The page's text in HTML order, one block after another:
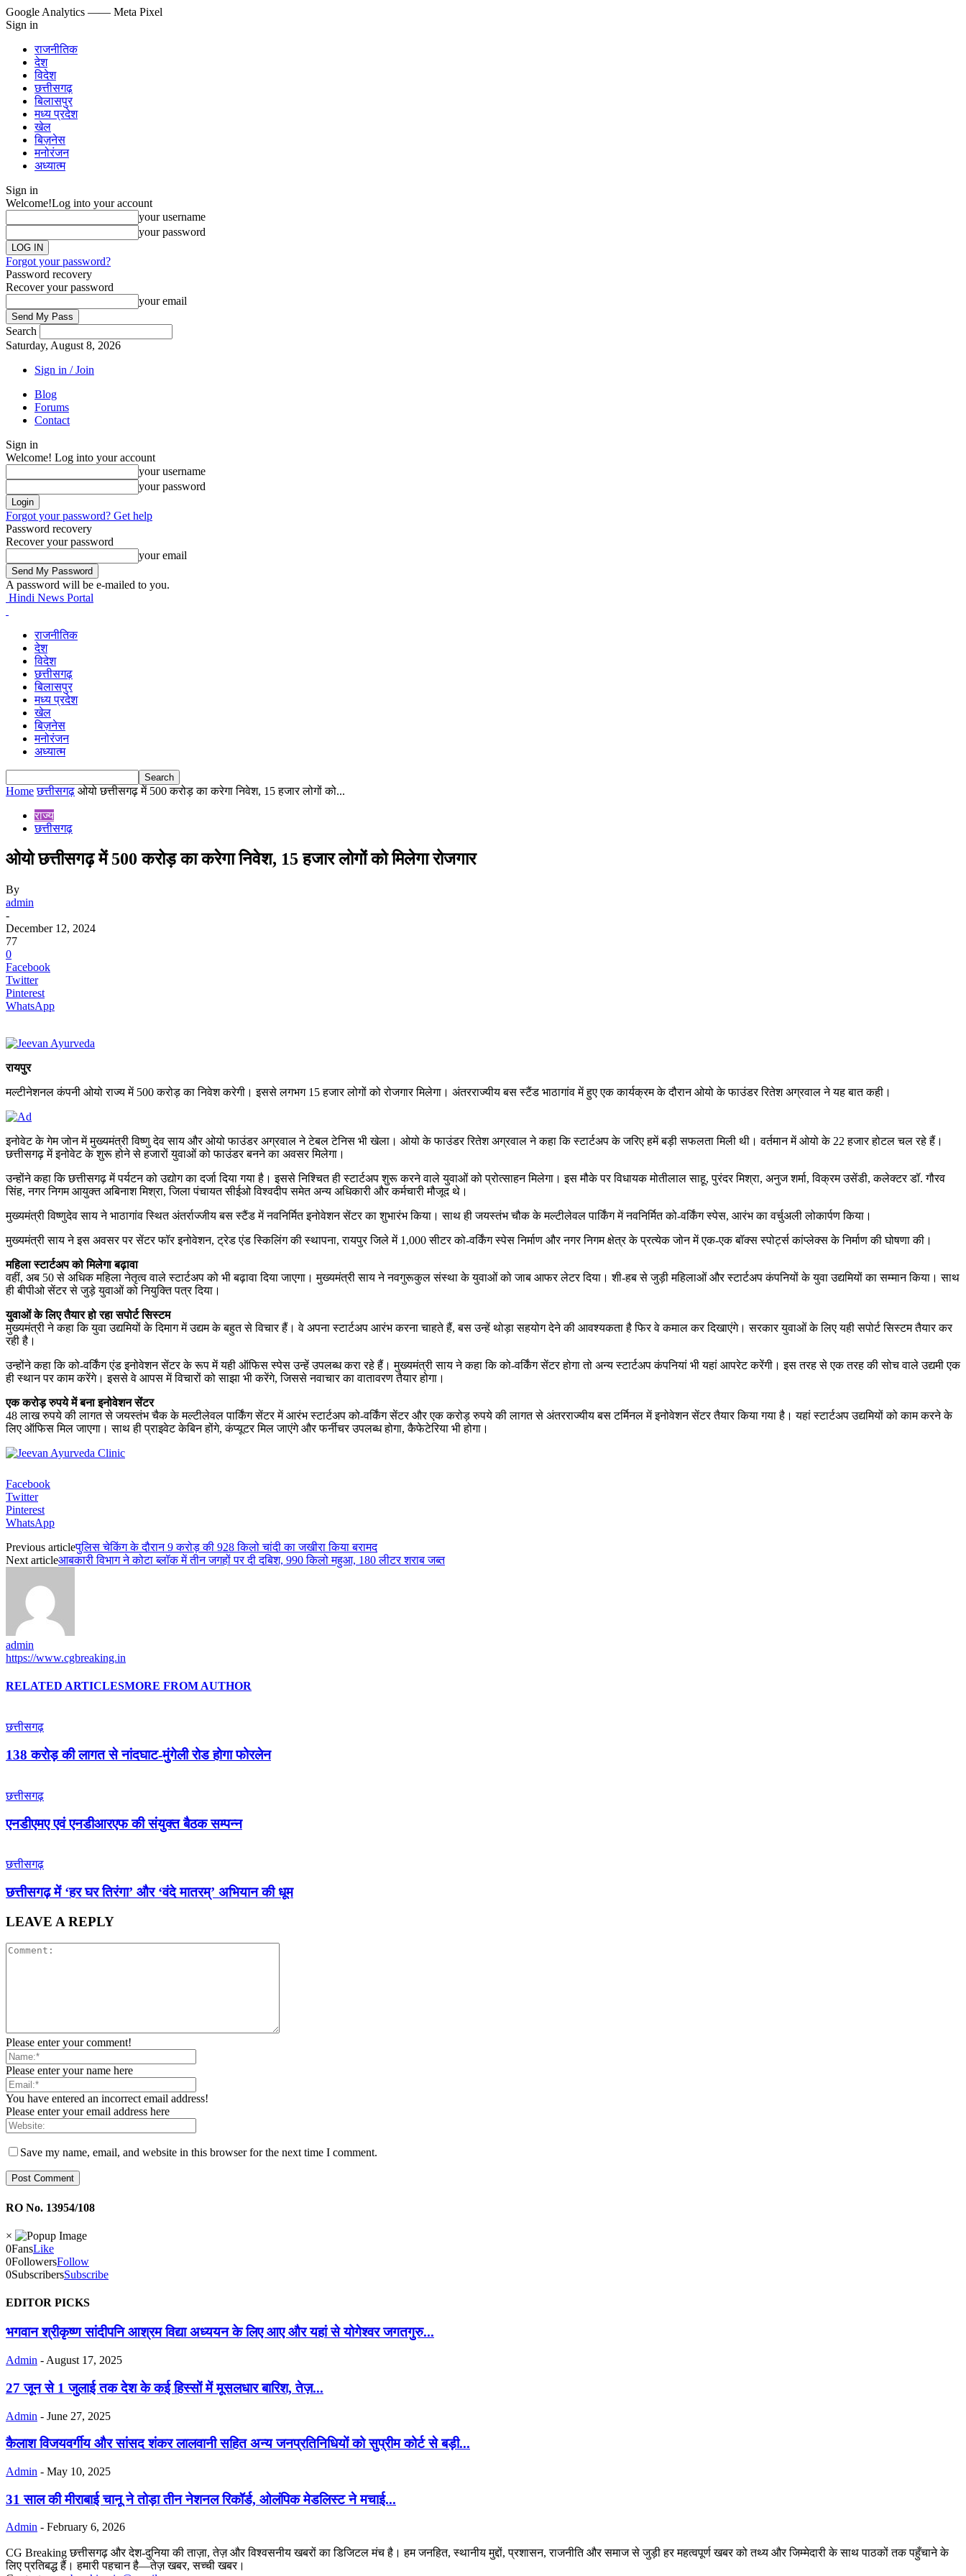
Google Analytics —— Meta Pixel
Sign in
राजनीतिक
देश
विदेश
छत्तीसगढ़
बिलासपुर
मध्य प्रदेश
खेल
बिज़नेस
मनोरंजन
अध्यात्म
Sign in
Welcome!Log into your account
your username
your password
Forgot your password?
Password recovery
Recover your password
your email
Search
Saturday, August 8, 2026
Sign in / Join
Blog
Forums
Contact
Sign in
Welcome! Log into your account
your username
your password
Forgot your password? Get help
Password recovery
Recover your password
your email
A password will be e-mailed to you.
Hindi News Portal
राजनीतिक
देश
विदेश
छत्तीसगढ़
बिलासपुर
मध्य प्रदेश
खेल
बिज़नेस
मनोरंजन
अध्यात्म
Home छत्तीसगढ़ ओयो छत्तीसगढ़ में 500 करोड़ का करेगा निवेश, 15 हजार लोगों को...
राज्य
छत्तीसगढ़
ओयो छत्तीसगढ़ में 500 करोड़ का करेगा निवेश, 15 हजार लोगों को मिलेगा रोजगार
By
admin
-
December 12, 2024
77
0
Facebook
Twitter
Pinterest
WhatsApp
रायपुर
मल्टीनेशनल कंपनी ओयो राज्य में 500 करोड़ का निवेश करेगी। इससे लगभग 15 हजार लोगों को रोजगार मिलेगा। अंतरराज्यीय बस स्टैंड भाठागांव में हुए एक कार्यक्रम के दौरान ओयो के फाउंडर रितेश अग्रवाल ने यह बात कही।
इनोवेट के गेम जोन में मुख्यमंत्री विष्णु देव साय और ओयो फाउंडर अग्रवाल ने टेबल टेनिस भी खेला। ओयो के फाउंडर रितेश अग्रवाल ने कहा कि स्टार्टअप के जरिए हमें बड़ी सफलता मिली थी। वर्तमान में ओयो के 22 हजार होटल चल रहे हैं।
छत्तीसगढ़ में इनोवेट के शुरू होने से हजारों युवाओं को फाउंडर बनने का अवसर मिलेगा।
उन्होंने कहा कि छत्तीसगढ़ में पर्यटन को उद्योग का दर्जा दिया गया है। इससे निश्चित ही स्टार्टअप शुरू करने वाले युवाओं को प्रोत्साहन मिलेगा। इस मौके पर विधायक मोतीलाल साहू, पुरंदर मिश्रा, अनुज शर्मा, विक्रम उसेंडी, कलेक्टर डॉ. गौरव
सिंह, नगर निगम आयुक्त अबिनाश मिश्रा, जिला पंचायत सीईओ विश्वदीप समेत अन्य अधिकारी और कर्मचारी मौजूद थे।
मुख्यमंत्री विष्णुदेव साय ने भाठागांव स्थित अंतर्राज्जीय बस स्टैंड में नवनिर्मित इनोवेशन सेंटर का शुभारंभ किया। साथ ही जयस्तंभ चौक के मल्टीलेवल पार्किंग में नवनिर्मित को-वर्किंग स्पेस, आरंभ का वर्चुअली लोकार्पण किया।
मुख्यमंत्री साय ने इस अवसर पर सेंटर फॉर इनोवेशन, ट्रेड एंड स्किलिंग की स्थापना, रायपुर जिले में 1,000 सीटर को-वर्किंग स्पेस निर्माण और नगर निगम क्षेत्र के प्रत्येक जोन में एक-एक बॉक्स स्पोर्ट्स कांप्लेक्स के निर्माण की घोषणा की।
महिला स्टार्टअप को मिलेगा बढ़ावा
वहीं, अब 50 से अधिक महिला नेतृत्व वाले स्टार्टअप को भी बढ़ावा दिया जाएगा। मुख्यमंत्री साय ने नवगुरूकुल संस्था के युवाओं को जाब आफर लेटर दिया। शी-हब से जुड़ी महिलाओं और स्टार्टअप कंपनियों के युवा उद्यमियों का सम्मान किया। साथ
ही बीपीओ सेंटर से जुड़े युवाओं को नियुक्ति पत्र दिया।
युवाओं के लिए तैयार हो रहा सपोर्ट सिस्टम
मुख्यमंत्री ने कहा कि युवा उद्यमियों के दिमाग में उद्यम के बहुत से विचार हैं। वे अपना स्टार्टअप आरंभ करना चाहते हैं, बस उन्हें थोड़ा सहयोग देने की आवश्यकता है फिर वे कमाल कर दिखाएंगे। सरकार युवाओं के लिए यही सपोर्ट सिस्टम तैयार कर
रही है।
उन्होंने कहा कि को-वर्किंग एंड इनोवेशन सेंटर के रूप में यही ऑफिस स्पेस उन्हें उपलब्ध करा रहे हैं। मुख्यमंत्री साय ने कहा कि को-वर्किंग सेंटर होगा तो अन्य स्टार्टअप कंपनियां भी यहां आपरेट करेंगी। इस तरह से एक तरह की सोच वाले उद्यमी एक
ही स्थान पर काम करेंगे। इससे वे आपस में विचारों को साझा भी करेंगे, जिससे नवाचार का वातावरण तैयार होगा।
एक करोड़ रुपये में बना इनोवेशन सेंटर
48 लाख रुपये की लागत से जयस्तंभ चैक के मल्टीलेवल पार्किंग सेंटर में आरंभ स्टार्टअप को-वर्किंग सेंटर और एक करोड़ रुपये की लागत से अंतरराज्यीय बस टर्मिनल में इनोवेशन सेंटर तैयार किया गया है। यहां स्टार्टअप उद्यमियों को काम करने के
लिए ऑफिस मिल जाएगा। साथ ही प्राइवेट केबिन होंगे, कंप्यूटर मिल जाएंगे और फर्नीचर उपलब्ध होगा, कैफेटेरिया भी होगा।
Facebook
Twitter
Pinterest
WhatsApp
Previous articleपुलिस चेकिंग के दौरान 9 करोड़ की 928 किलो चांदी का जखीरा किया बरामद
Next articleआबकारी विभाग ने कोटा ब्लॉक में तीन जगहों पर दी दबिश, 990 किलो महुआ, 180 लीटर शराब जब्त
admin
https://www.cgbreaking.in
RELATED ARTICLESMORE FROM AUTHOR
छत्तीसगढ़
138 करोड़ की लागत से नांदघाट-मुंगेली रोड होगा फोरलेन
छत्तीसगढ़
एनडीएमए एवं एनडीआरएफ की संयुक्त बैठक सम्पन्न
छत्तीसगढ़
छत्तीसगढ़ में ‘हर घर तिरंगा’ और ‘वंदे मातरम्’ अभियान की धूम
LEAVE A REPLY
Please enter your comment!
Please enter your name here
You have entered an incorrect email address!
Please enter your email address here
Save my name, email, and website in this browser for the next time I comment.
RO No. 13954/108
×
0FansLike
0FollowersFollow
0SubscribersSubscribe
EDITOR PICKS
भगवान श्रीकृष्ण सांदीपनि आश्रम विद्या अध्ययन के लिए आए और यहां से योगेश्वर जगतगुरु...
Admin - August 17, 2025
27 जून से 1 जुलाई तक देश के कई हिस्सों में मूसलधार बारिश, तेज़...
Admin - June 27, 2025
कैलाश विजयवर्गीय और सांसद शंकर लालवानी सहित अन्य जनप्रतिनिधियों को सुप्रीम कोर्ट से बड़ी...
Admin - May 10, 2025
31 साल की मीराबाई चानू ने तोड़ा तीन नेशनल रिकॉर्ड, ओलंपिक मेडलिस्ट ने मचाई...
Admin - February 6, 2026
CG Breaking छत्तीसगढ़ और देश-दुनिया की ताज़ा, तेज़ और विश्वसनीय खबरों का डिजिटल मंच है। हम जनहित, स्थानीय मुद्दों, प्रशासन, राजनीति और समाज से जुड़ी हर महत्वपूर्ण खबर को तथ्य और जिम्मेदारी के साथ पाठकों तक पहुँचाने के
लिए प्रतिबद्ध हैं। हमारी पहचान है—तेज़ खबर, सच्ची खबर।